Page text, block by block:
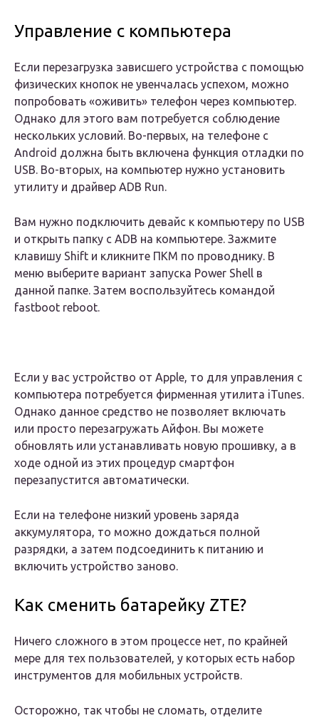
Управление с компьютера
Если перезагрузка зависшего устройства с помощью
физических кнопок не увенчалась успехом, можно
попробовать «оживить» телефон через компьютер.
Однако для этого вам потребуется соблюдение
нескольких условий. Во-первых, на телефоне с
Android должна быть включена функция отладки по
USB. Во-вторых, на компьютер нужно установить
утилиту и драйвер ADB Run.
Вам нужно подключить девайс к компьютеру по USB
и открыть папку с ADB на компьютере. Зажмите
клавишу Shift и кликните ПКМ по проводнику. В
меню выберите вариант запуска Power Shell в
данной папке. Затем воспользуйтесь командой
fastboot reboot.
Если у вас устройство от Apple, то для управления с
компьютера потребуется фирменная утилита iTunes.
Однако данное средство не позволяет включать
или просто перезагружать Айфон. Вы можете
обновлять или устанавливать новую прошивку, а в
ходе одной из этих процедур смартфон
перезапустится автоматически.
Если на телефоне низкий уровень заряда
аккумулятора, то можно дождаться полной
разрядки, а затем подсоединить к питанию и
включить устройство заново.
Как сменить батарейку ZTE?
Ничего сложного в этом процессе нет, по крайней
мере для тех пользователей, у которых есть набор
инструментов для мобильных устройств.
Осторожно, так чтобы не сломать, отделите